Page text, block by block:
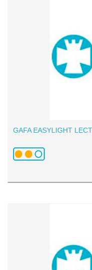
GAFA EASYLIGHT